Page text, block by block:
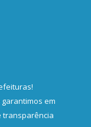
!
em
transparência